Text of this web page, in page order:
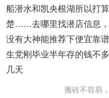
船潜水和凯央根湖所以打
楚……去哪里找潜店信息
没有大神能推荐下便宜靠
生党刚毕业半年存的钱不
几天
搬砖不容易